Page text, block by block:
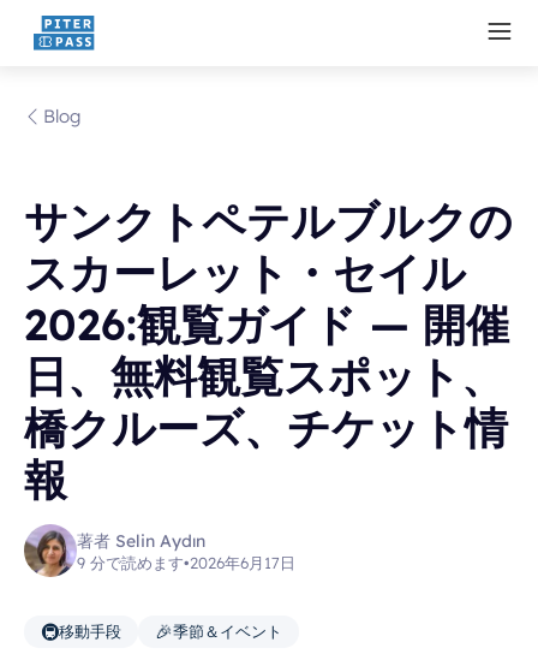
Blog
サンクトペテルブルクの
スカーレット・セイル
2026:観覧ガイド — 開催
日、無料観覧スポット、
橋クルーズ、チケット情
報
著者 Selin Aydın
9 分で読めます•2026年6月17日
🚇移動手段 🎉季節＆イベント